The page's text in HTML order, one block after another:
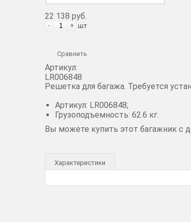
22 138 руб.
- + шт
Сравнить
Артикул:
LR006848
Решетка для багажа. Требуется
Артикул: LR006848;
Грузоподъемность: 62.6 кг.
Вы можете купить этот багажник с
Характеристики